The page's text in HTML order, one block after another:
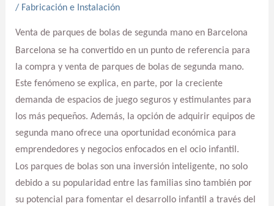
/ Fabricación e Instalación
Venta de parques de bolas de segunda mano en Barcelona
Barcelona se ha convertido en un punto de referencia para
la compra y venta de parques de bolas de segunda mano.
Este fenómeno se explica, en parte, por la creciente
demanda de espacios de juego seguros y estimulantes para
los más pequeños. Además, la opción de adquirir equipos de
segunda mano ofrece una oportunidad económica para
emprendedores y negocios enfocados en el ocio infantil.
Los parques de bolas son una inversión inteligente, no solo
debido a su popularidad entre las familias sino también por
su potencial para fomentar el desarrollo infantil a través del